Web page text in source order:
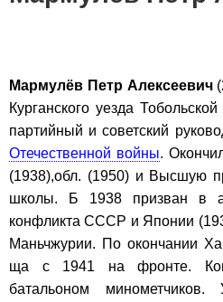
Мармулёв Петр Алексеевич
Курганского уезда
партийный и советский
Отечественной войны.
(1938),обл. (1950) и Высшую
школы. Б 1938 призван в
конфликта СССР и Японии
Маньчжурии. По окончании
ща с 1941 на фронте.
батальоном